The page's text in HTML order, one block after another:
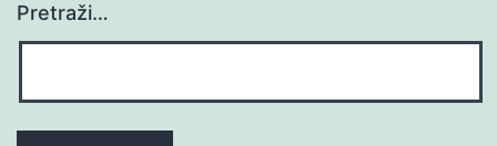
Pretraži…